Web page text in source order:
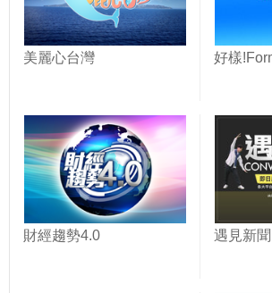
美麗心台灣 好樣
財經趨勢4.0 遇見新聞